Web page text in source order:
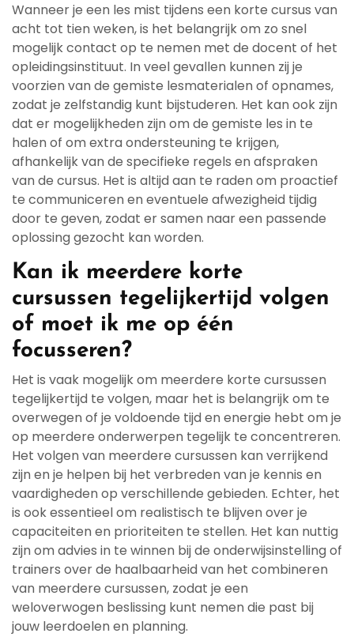
Wanneer je een les mist tijdens een korte cursus van
acht tot tien weken, is het belangrijk om zo snel
mogelijk contact op te nemen met de docent of het
opleidingsinstituut. In veel gevallen kunnen zij je
voorzien van de gemiste lesmaterialen of opnames,
zodat je zelfstandig kunt bijstuderen. Het kan ook zijn
dat er mogelijkheden zijn om de gemiste les in te
halen of om extra ondersteuning te krijgen,
afhankelijk van de specifieke regels en afspraken
van de cursus. Het is altijd aan te raden om proactief
te communiceren en eventuele afwezigheid tijdig
door te geven, zodat er samen naar een passende
oplossing gezocht kan worden.
Kan ik meerdere korte
cursussen tegelijkertijd volgen
of moet ik me op één
focusseren?
Het is vaak mogelijk om meerdere korte cursussen
tegelijkertijd te volgen, maar het is belangrijk om te
overwegen of je voldoende tijd en energie hebt om je
op meerdere onderwerpen tegelijk te concentreren.
Het volgen van meerdere cursussen kan verrijkend
zijn en je helpen bij het verbreden van je kennis en
vaardigheden op verschillende gebieden. Echter, het
is ook essentieel om realistisch te blijven over je
capaciteiten en prioriteiten te stellen. Het kan nuttig
zijn om advies in te winnen bij de onderwijsinstelling of
trainers over de haalbaarheid van het combineren
van meerdere cursussen, zodat je een
weloverwogen beslissing kunt nemen die past bij
jouw leerdoelen en planning.